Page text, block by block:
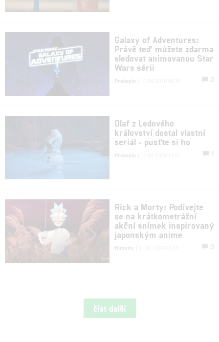
Galaxy of Adventures:
Právě teď můžete zdarma
sledovat animovanou Star
Wars sérii
Prokopio 0
Olaf z Ledového
království dostal vlastní
seriál - pusťte si ho
Prokopio 1
Rick a Morty: Podívejte
se na krátkometrážní
akční snímek inspirovaný
japonským anime
filmsim 0
číst další